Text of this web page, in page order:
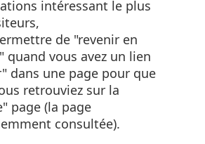
intéressant le plus
de "revenir en
quand vous avez un lien
dans une page pour que
retrouviez sur la
page (la page
consultée).